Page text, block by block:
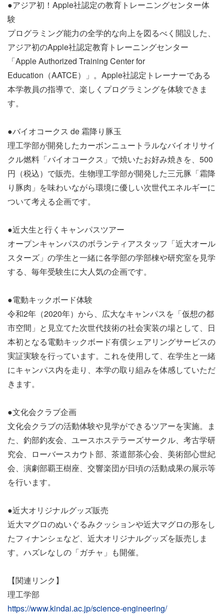
●アジア初！Apple社認定の教育トレーニングセンター体
験
プログラミング能力の全学的な向上を図るべく開設した、
アジア初のApple社認定教育トレーニングセンター
「Apple Authorized Training Center for
Education（AATCE）」。Apple社認定トレーナーである
本学教員の指導で、楽しくプログラミングを体験できま
す。
●バイオコークス de 霜降り豚玉
理工学部が開発したカーボンニュートラルなバイオリサイ
クル燃料「バイオコークス」で焼いたお好み焼きを、500
円（税込）で販売。生物理工学部が開発した三元豚「霜降
り豚肉」を味わいながら環境に優しい次世代エネルギーに
ついて考える企画です。
●近大生と行くキャンパスツアー
オープンキャンパスのボランティアスタッフ「近大オール
スターズ」の学生と一緒に各学部の学部棟や研究室を見学
する、毎年受験生に大人気の企画です。
●電動キックボード体験
令和2年（2020年）から、広大なキャンパスを「仮想の都
市空間」と見立てた次世代技術の社会実装の場として、日
本初となる電動キックボード有償シェアリングサービスの
実証実験を行っています。これを使用して、在学生と一緒
にキャンパス内を走り、本学の取り組みを体感していただ
きます。
●文化会クラブ企画
文化会クラブの活動体験や見学ができるツアーを実施。ま
た、釣部釣友会、ユースホステラーズサークル、考古学研
究会、ローバースカウト部、茶道部茶心会、美術部心世紀
会、演劇部覇王樹座、交響楽団が日頃の活動成果の展示等
を行います。
●近大オリジナルグッズ販売
近大マグロのぬいぐるみクッションや近大マグロの形をし
たフィナンシェなど、近大オリジナルグッズを販売しま
す。ハズレなしの「ガチャ」も開催。
【関連リンク】
理工学部
https://www.kindai.ac.jp/science-engineering/